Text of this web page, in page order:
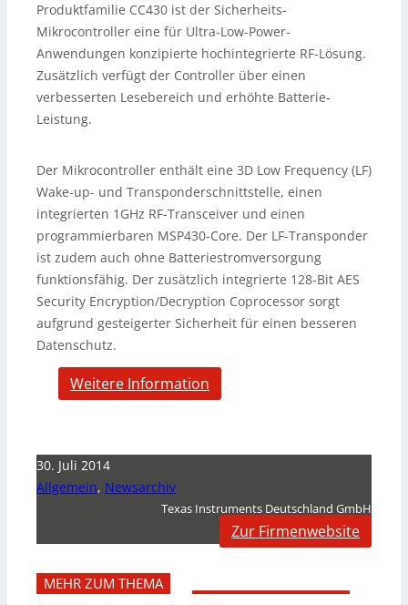
Produktfamilie CC430 ist der Sicherheits-
Mikrocontroller eine für Ultra-Low-Power-
Anwendungen konzipierte hochintegrierte RF-Lösung.
Zusätzlich verfügt der Controller über einen
verbesserten Lesebereich und erhöhte Batterie-
Leistung.
Der Mikrocontroller enthält eine 3D Low Frequency (LF)
Wake-up- und Transponderschnittstelle, einen
integrierten 1GHz RF-Transceiver und einen
programmierbaren MSP430-Core. Der LF-Transponder
ist zudem auch ohne Batteriestromversorgung
funktionsfähig. Der zusätzlich integrierte 128-Bit AES
Security Encryption/Decryption Coprocessor sorgt
aufgrund gesteigerter Sicherheit für einen besseren
Datenschutz.
Weitere Information
30. Juli 2014
Allgemein, Newsarchiv
Texas Instruments Deutschland GmbH
Zur Firmenwebsite
MEHR ZUM THEMA